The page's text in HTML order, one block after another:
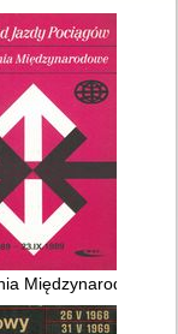
14.XII.2008 -
Międzynarodowe